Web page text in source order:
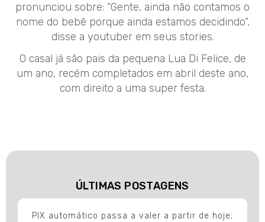
pronunciou sobre: “Gente, ainda não contamos o
nome do bebê porque ainda estamos decidindo”,
disse a youtuber em seus stories.
O casal já são pais da pequena Lua Di Felice, de
um ano, recém completados em abril deste ano,
com direito a uma super festa.
ÚLTIMAS POSTAGENS
PIX automático passa a valer a partir de hoje;